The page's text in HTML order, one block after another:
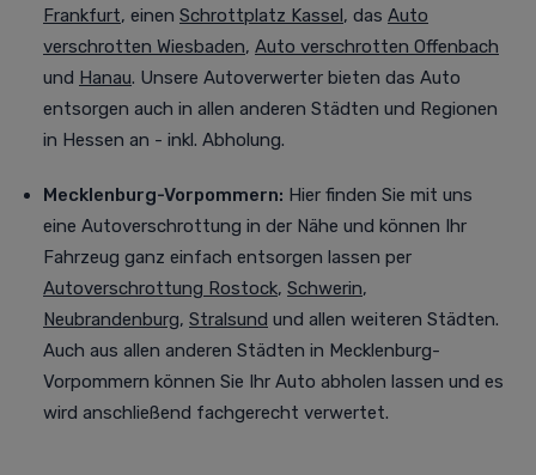
Frankfurt, einen Schrottplatz Kassel, das Auto
verschrotten Wiesbaden, Auto verschrotten Offenbach
und Hanau. Unsere Autoverwerter bieten das Auto
entsorgen auch in allen anderen Städten und Regionen
in Hessen an - inkl. Abholung.
Mecklenburg-Vorpommern: Hier finden Sie mit uns
eine Autoverschrottung in der Nähe und können Ihr
Fahrzeug ganz einfach entsorgen lassen per
Autoverschrottung Rostock, Schwerin,
Neubrandenburg, Stralsund und allen weiteren Städten.
Auch aus allen anderen Städten in Mecklenburg-
Vorpommern können Sie Ihr Auto abholen lassen und es
wird anschließend fachgerecht verwertet.